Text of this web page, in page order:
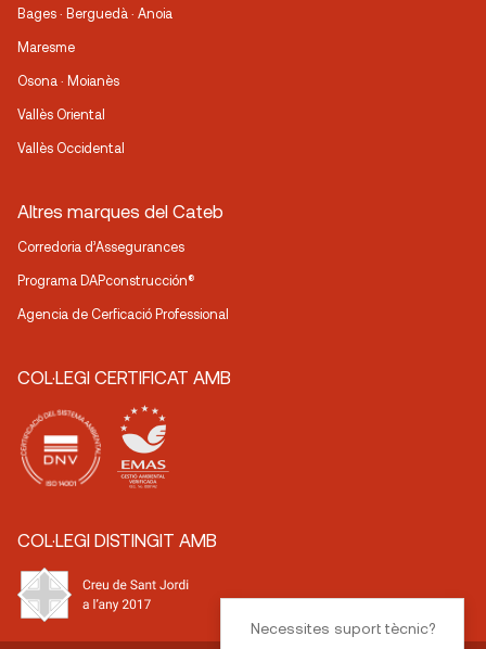
Bages · Berguedà · Anoia
Maresme
Osona · Moianès
Vallès Oriental
Vallès Occidental
Altres marques del Cateb
Corredoria d’Assegurances
Programa DAPconstrucción®
Agencia de Cerficació Professional
COL·LEGI CERTIFICAT AMB
COL·LEGI DISTINGIT AMB
Necessites suport tècnic?